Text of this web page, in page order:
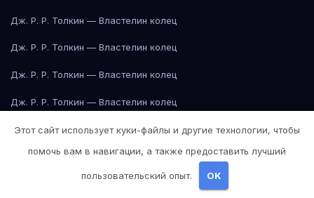
Дж. Р. Р. Толкин — Властелин колец
Дж. Р. Р. Толкин — Властелин колец
Дж. Р. Р. Толкин — Властелин колец
Дж. Р. Р. Толкин — Властелин колец
Джейн Остин — Гордость и предубеждение
Джейн Остин — Гордость и предубеждение
Этот сайт использует куки-файлы и другие технологии, чтобы
помочь вам в навигации, а также предоставить лучший
пользовательский опыт. OK